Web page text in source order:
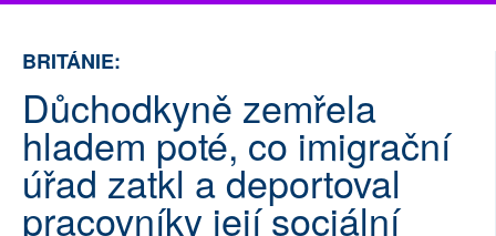
ROZHOVORY
TÉMATA
BRITÁNIE:
Důchodkyně zemřela
hladem poté, co imigrační
úřad zatkl a deportoval
pracovníky její sociální